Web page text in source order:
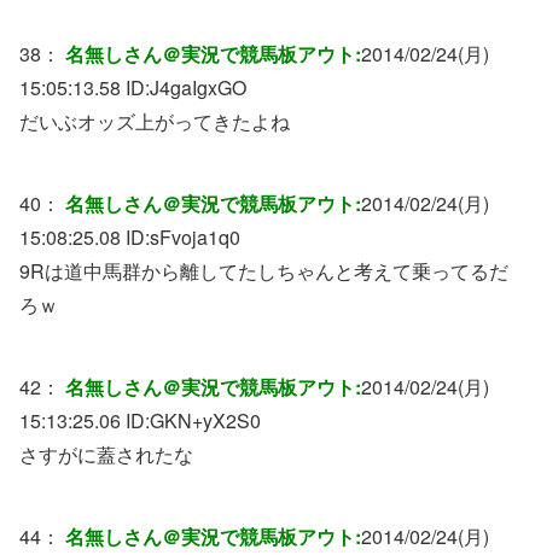
38： 名無しさん＠実況で競馬板アウト:2014/02/24(月)
15:05:13.58 ID:J4gaIgxGO
だいぶオッズ上がってきたよね
40： 名無しさん＠実況で競馬板アウト:2014/02/24(月)
15:08:25.08 ID:sFvoja1q0
9Rは道中馬群から離してたしちゃんと考えて乗ってるだ
ろｗ
42： 名無しさん＠実況で競馬板アウト:2014/02/24(月)
15:13:25.06 ID:GKN+yX2S0
さすがに蓋されたな
44： 名無しさん＠実況で競馬板アウト:2014/02/24(月)